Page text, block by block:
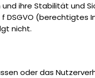
ihre Stabilität und
DSGVO (berechtigtes
nicht.
oder das